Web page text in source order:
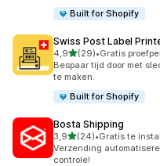
Built for Shopify
Swiss Post Label
4,9van 5 sterren
(29)
29 recensies in totaal
•Gratis
Bespaar tijd door met
te maken.
Built for Shopify
Bosta Shipping
3,9van 5 sterren
(24)
24 recensies in totaal
•Gratis te
Verzending
controle!